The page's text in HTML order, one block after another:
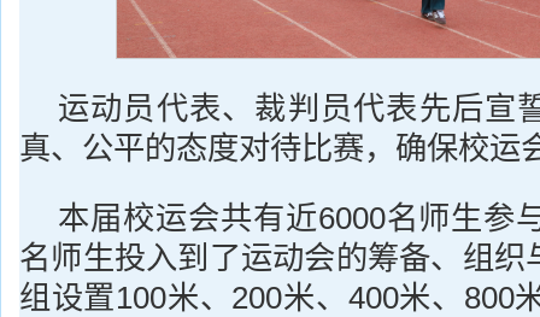
运动员代表、裁判员代表先后宣
真、公平的态度对待比赛，确保校运
本届校运会共有近6000名师生参
名师生投入到了运动会的筹备、组织
组设置100米、200米、400米、800